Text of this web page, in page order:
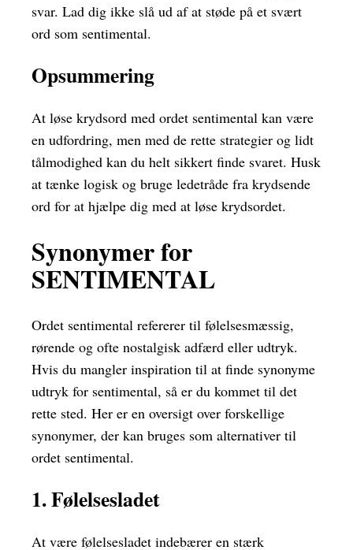
svar. Lad dig ikke slå ud af at støde på et svært
ord som sentimental.
Opsummering
At løse krydsord med ordet sentimental kan være
en udfordring, men med de rette strategier og lidt
tålmodighed kan du helt sikkert finde svaret. Husk
at tænke logisk og bruge ledetråde fra krydsende
ord for at hjælpe dig med at løse krydsordet.
Synonymer for
SENTIMENTAL
Ordet sentimental refererer til følelsesmæssig,
rørende og ofte nostalgisk adfærd eller udtryk.
Hvis du mangler inspiration til at finde synonyme
udtryk for sentimental, så er du kommet til det
rette sted. Her er en oversigt over forskellige
synonymer, der kan bruges som alternativer til
ordet sentimental.
1. Følelsesladet
At være følelsesladet indebærer en stærk